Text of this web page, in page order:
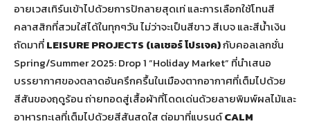
อายเวสเทิร์นเข้าไปด้วยการปักลายสุดเท่ และการเลือกใช้โทนสี
คลาสสิกที่สวมใส่ได้ในทุกๆวัน ไม่ว่าจะเป็นสีขาว สีเบจ และสีน้ำเงิน
ถัดมาที่LEISURE PROJECTS (เลเชอร์ โปรเจค)กับคอลเลกชั่น
Spring/Summer 2025: Drop 1 ”Holiday Market” ที่นำเสนอ
บรรยากาศของตลาดอันครึกครื้นในเมืองตากอากาศที่เต็มไปด้วย
สีสันของฤดูร้อน ถ่ายทอดสู่เสื้อผ้าที่โดดเด่นด้วยลายพิมพ์ผลไม้และ
อาหารทะเลที่เต็มไปด้วยสีสันสดใส ต่อมาที่แบรนด์CALM